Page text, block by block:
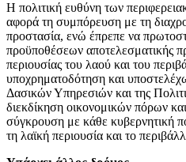
Η πολιτική ευθύνη των
αφορά τη συμπόρευση με τη
προστασία, ενώ έπρεπε να
προϋποθέσεων αποτελεσματικής
περιουσίας του λαού και του
υποχρηματοδότηση και
Δασικών Υπηρεσιών και της
διεκδίκηση οικονομικών πόρων
σύγκρουση με κάθε κυβερνητική
τη λαϊκή περιουσία και το